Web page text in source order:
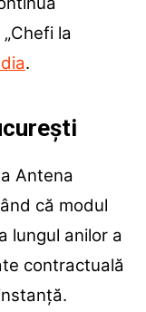
la
.
Antena
că modul
lungul anilor a
contractuală